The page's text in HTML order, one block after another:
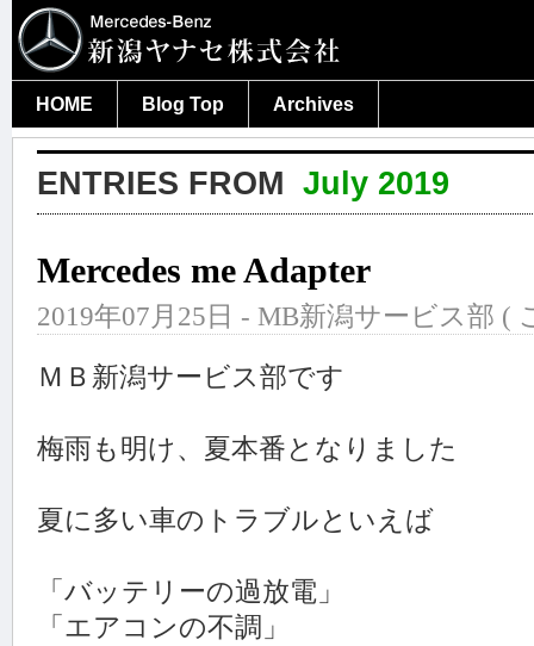
HOME Blog Top Archives
ENTRIES FROM July 2019
Mercedes me Adapter
2019年07月25日 - MB新潟サービス部 (
ＭＢ新潟サービス部です
梅雨も明け、夏本番となりました
夏に多い車のトラブルといえば
「バッテリーの過放電」
「エアコンの不調」